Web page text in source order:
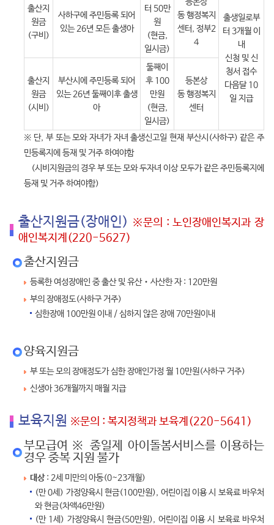
출산지
원금
(구비)
사하구에 주민등록 되어
있는 26년 모든 출생아
터 50만
원
(현금,
일시금)
동 행정복지
센터, 정부2
4
출생일로부
터 3개월 이
내
신청 및 신
청서 접수
다음달 10
일 지급
출산지
원금
(시비)
부산시에 주민등록 되어
있는 26년 둘째이후 출생
아
둘째이
후 100
만원
(현금,
일시금)
등본상
동 행정복지
센터
※ 단, 부 또는 모와 자녀가 자녀 출생신고일 현재 부산시(사하구) 같은 주
민등록지에 등재 및 거주 하여야함
(시비지원금의 경우 부 또는 모와 두자녀 이상 모두가 같은 주민등록지에
등재 및 거주 하여야함)
출산지원금(장애인) ※문의 : 노인장애인복지과 장
애인복지계(220-5627)
출산지원금
등록한 여성장애인 중 출산 및 유산‧사산한 자 : 120만원
부의 장애정도(사하구 거주)
심한장애 100만원 이내 / 심하지 않은 장애 70만원이내
양육지원금
부 또는 모의 장애정도가 심한 장애인가정 월 10만원(사하구 거주)
신생아 36개월까지 매월 지급
보육지원 ※문의 : 복지정책과 보육계(220-5641)
부모급여 ※ 종일제 아이돌봄서비스를 이용하는
경우 중복 지원 불가
대상: 2세 미만의 아동(0~23개월)
(만 0세) 가정양육시 현금(100만원), 어린이집 이용 시 보육료 바우처
와 현금(차액46만원)
(만 1세) 가정양육시 현금(50만원), 어린이집 이용 시 보육료 바우처